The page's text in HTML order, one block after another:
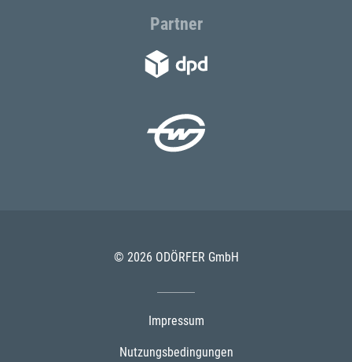
Partner
© 2026 ODÖRFER GmbH
Impressum
Nutzungsbedingungen